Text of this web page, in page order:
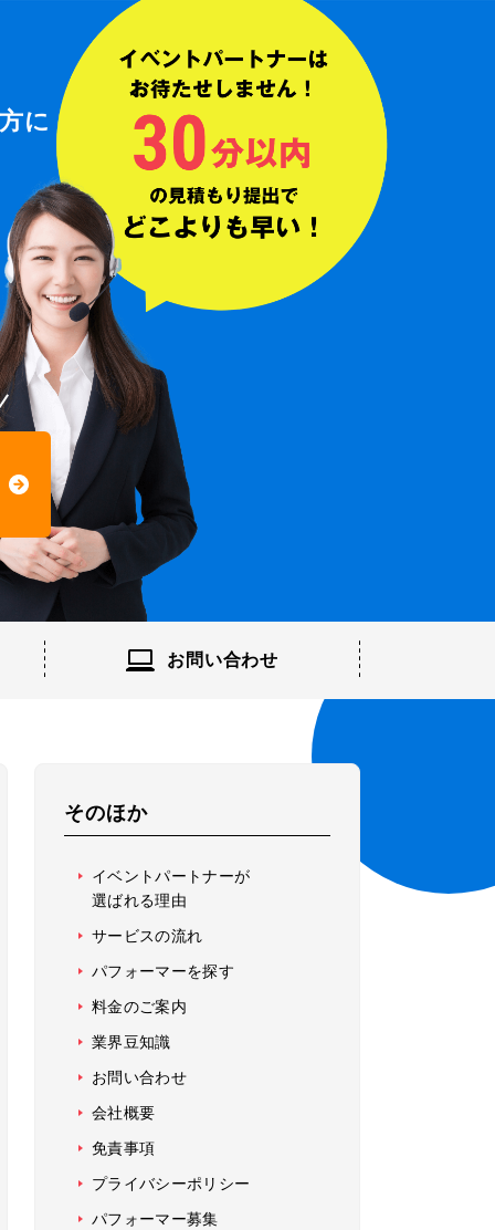
に
お問い合わせ
そのほか
イベントパートナーが
選ばれる理由
サービスの流れ
パフォーマーを探す
料金のご案内
業界豆知識
お問い合わせ
会社概要
免責事項
プライバシーポリシー
パフォーマー募集